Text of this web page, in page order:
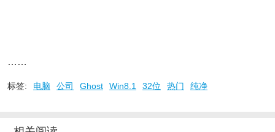
……
标签: 电脑 公司 Ghost Win8.1 32位 热门 纯净